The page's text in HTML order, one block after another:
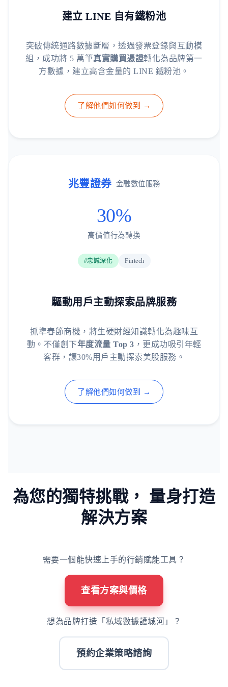
建立 LINE 自有鐵粉池
突破傳統通路數據斷層，透過發票登錄與互動模
組，成功將 5 萬筆真實購買憑證轉化為品牌第一
方數據，建立高含金量的 LINE 鐵粉池。
了解他們如何做到 →
兆豐證券 金融數位服務
30%
高價值行為轉換
#忠誠深化 Fintech
驅動用戶主動探索品牌服務
抓準春節商機，將生硬財經知識轉化為趣味互
動。不僅創下年度流量 Top 3 ，更成功吸引年輕
客群，讓30%用戶主動探索美股服務。
了解他們如何做到 →
為您的獨特挑戰， 量身打造
解決方案
需要一個能快速上手的行銷賦能工具？
查看方案與價格
想為品牌打造「私域數據護城河」？
預約企業策略諮詢